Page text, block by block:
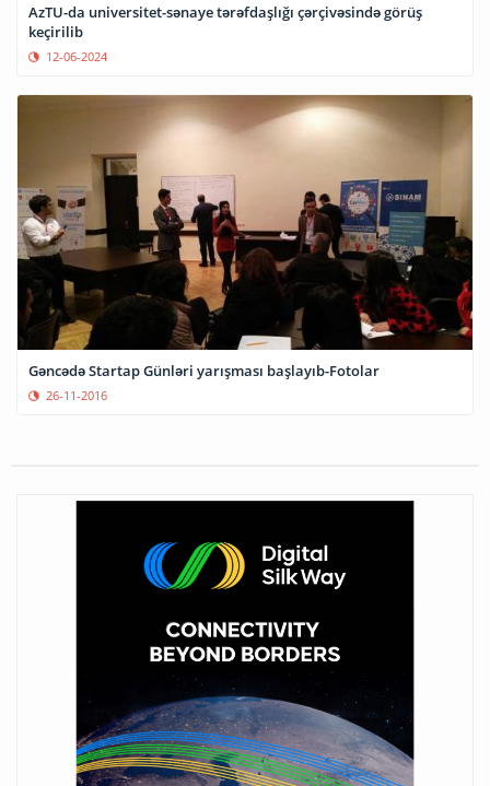
AzTU-da universitet-sənaye tərəfdaşlığı çərçivəsində görüş
keçirilib
12-06-2024
Gəncədə Startap Günləri yarışması başlayıb-Fotolar
26-11-2016